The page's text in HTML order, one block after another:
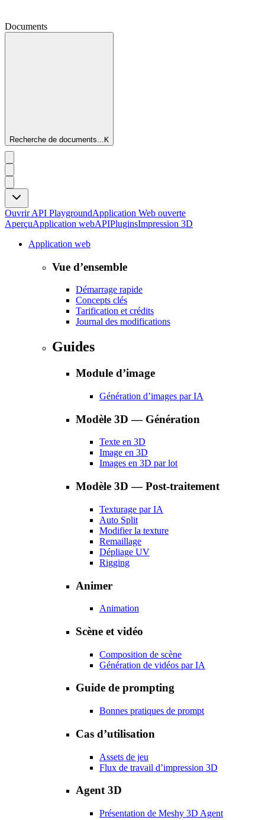
Documents
Recherche de documents...K
Ouvrir API PlaygroundApplication Web ouverte
AperçuApplication webAPIPluginsImpression 3D
Application web
Vue d’ensemble
Démarrage rapide
Concepts clés
Tarification et crédits
Journal des modifications
Guides
Module d’image
Génération d’images par IA
Modèle 3D — Génération
Texte en 3D
Image en 3D
Images en 3D par lot
Modèle 3D — Post-traitement
Texturage par IA
Auto Split
Modifier la texture
Remaillage
Dépliage UV
Rigging
Animer
Animation
Scène et vidéo
Composition de scène
Génération de vidéos par IA
Guide de prompting
Bonnes pratiques de prompt
Cas d’utilisation
Assets de jeu
Flux de travail d’impression 3D
Agent 3D
Présentation de Meshy 3D Agent